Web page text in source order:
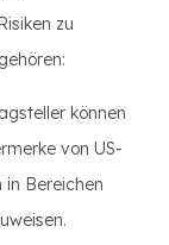
zu
können
von US-
in Bereichen